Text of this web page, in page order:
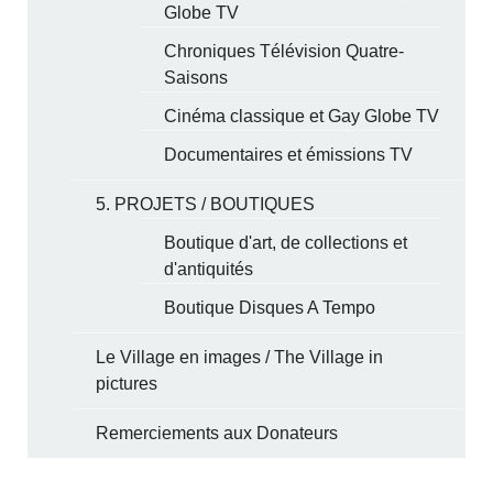
Globe TV
Chroniques Télévision Quatre-
Saisons
Cinéma classique et Gay Globe TV
Documentaires et émissions TV
5. PROJETS / BOUTIQUES
Boutique d'art, de collections et
d'antiquités
Boutique Disques A Tempo
Le Village en images / The Village in
pictures
Remerciements aux Donateurs